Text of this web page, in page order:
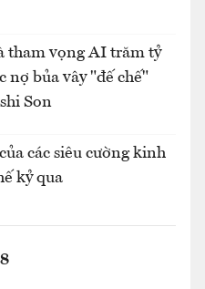
tham vọng AI trăm tỷ
nợ bủa vây "đế chế"
Son
các siêu cường kinh
kỷ qua